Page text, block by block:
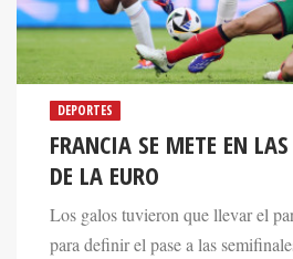
DEPORTES
FRANCIA SE METE EN
DE LA EURO
Los galos tuvieron que llevar el
para definir el pase a las